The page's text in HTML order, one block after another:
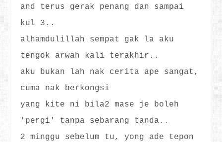
and terus gerak penang dan sampai
kul 3..
alhamdulillah sempat gak la aku
tengok arwah kali terakhir..
aku bukan lah nak cerita ape sangat,
cuma nak berkongsi
yang kite ni bila2 mase je boleh
'pergi' tanpa sebarang tanda..
2 minggu sebelum tu, yong ade tepon